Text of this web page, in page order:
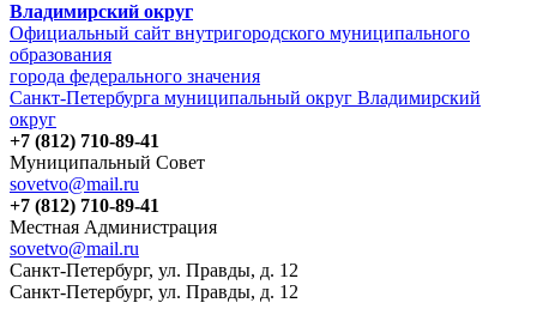
Владимирский округ
Официальный сайт внутригородского муниципального
образования
города федерального значения
Санкт-Петербурга муниципальный округ Владимирский
округ
+7 (812) 710-89-41
Муниципальный Совет
sovetvo@mail.ru
+7 (812) 710-89-41
Местная Администрация
sovetvo@mail.ru
Санкт-Петербург, ул. Правды, д. 12
Санкт-Петербург, ул. Правды, д. 12